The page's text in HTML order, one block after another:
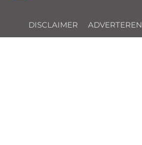
DISCLAIMER ADVERTEREN